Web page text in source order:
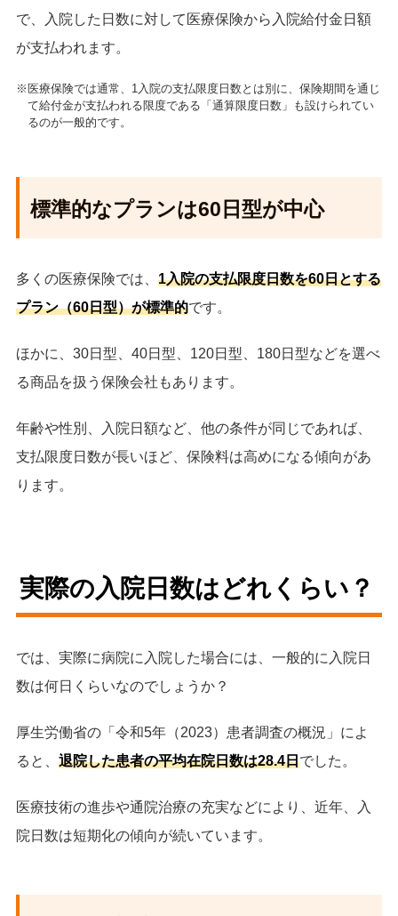
で、入院した日数に対して医療保険から入院給付金日額
が支払われます。
※医療保険では通常、1入院の支払限度日数とは別に、保険期間を通じ
て給付金が支払われる限度である「通算限度日数」も設けられてい
るのが一般的です。
標準的なプランは60日型が中心
多くの医療保険では、 1入院の支払限度日数を60日とする
プラン（60日型）が標準的です。
ほかに、30日型、40日型、120日型、180日型などを選べ
る商品を扱う保険会社もあります。
年齢や性別、入院日額など、他の条件が同じであれば、
支払限度日数が長いほど、保険料は高めになる傾向があ
ります。
実際の入院日数はどれくらい？
では、実際に病院に入院した場合には、一般的に入院日
数は何日くらいなのでしょうか？
厚生労働省の「令和5年（2023）患者調査の概況」によ
ると、 退院した患者の平均在院日数は28.4日でした。
医療技術の進歩や通院治療の充実などにより、近年、入
院日数は短期化の傾向が続いています。